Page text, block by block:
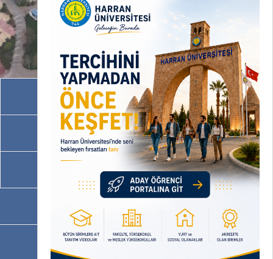
Akademik Birimler
İdari Birimler
Programlarımız
OBS